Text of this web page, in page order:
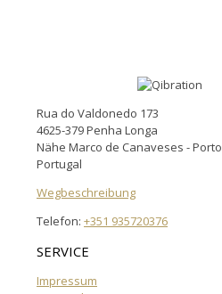
Rua do Valdonedo 173
4625-379 Penha Longa
Nähe Marco de Canaveses - Porto
Portugal
Wegbeschreibung
Telefon: +351 935720376
SERVICE
Impressum